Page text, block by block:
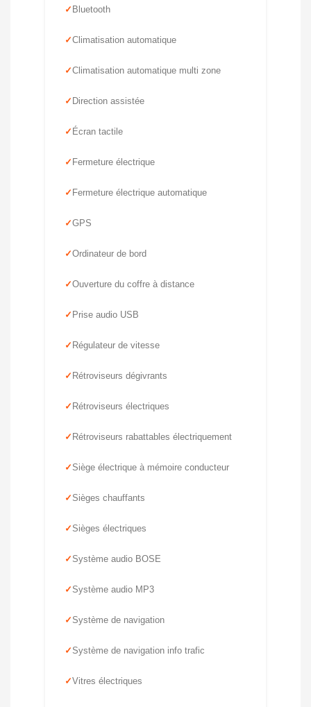
Bluetooth
Climatisation automatique
Climatisation automatique multi zone
Direction assistée
Écran tactile
Fermeture électrique
Fermeture électrique automatique
GPS
Ordinateur de bord
Ouverture du coffre à distance
Prise audio USB
Régulateur de vitesse
Rétroviseurs dégivrants
Rétroviseurs électriques
Rétroviseurs rabattables électriquement
Siège électrique à mémoire conducteur
Sièges chauffants
Sièges électriques
Système audio BOSE
Système audio MP3
Système de navigation
Système de navigation info trafic
Vitres électriques